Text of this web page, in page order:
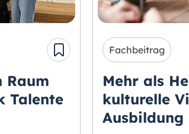
Raum
Talente
Fachbeitrag
Mehr als
kulturelle
Ausbildung